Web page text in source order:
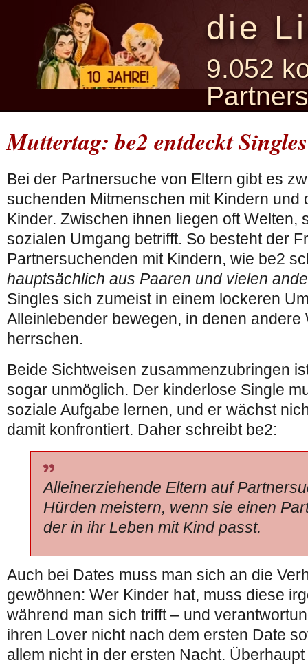
die
9.052
Muttertag: be2 entdeckt
Bei der Partnersuche von Eltern gibt es
suchenden Mitmenschen mit Kindern und
Kinder. Zwischen ihnen liegen oft Welten,
sozialen Umgang betrifft. So besteht der
Partnersuchenden mit Kindern, wie be2
hauptsächlich aus Paaren und vielen
Singles sich zumeist in einem lockeren
Alleinlebender bewegen, in denen andere
herrschen.
Beide Sichtweisen zusammenzubringen
sogar unmöglich. Der kinderlose Single
soziale Aufgabe lernen, und er wächst
damit konfrontiert. Daher schreibt be2:
Alleinerziehende Eltern auf
Hürden meistern, wenn sie einen
der in ihr Leben mit Kind passt.
Auch bei Dates muss man sich an die
gewöhnen: Wer Kinder hat, muss diese
während man sich trifft – und
ihren Lover nicht nach dem ersten Date
allem nicht in der ersten Nacht.